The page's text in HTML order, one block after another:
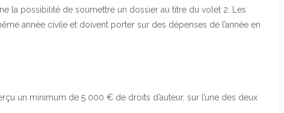
la possibilité de soumettre un dossier au titre du volet 2. Les
année civile et doivent porter sur des dépenses de l’année en
un minimum de 5 000 € de droits d’auteur, sur l’une des deux